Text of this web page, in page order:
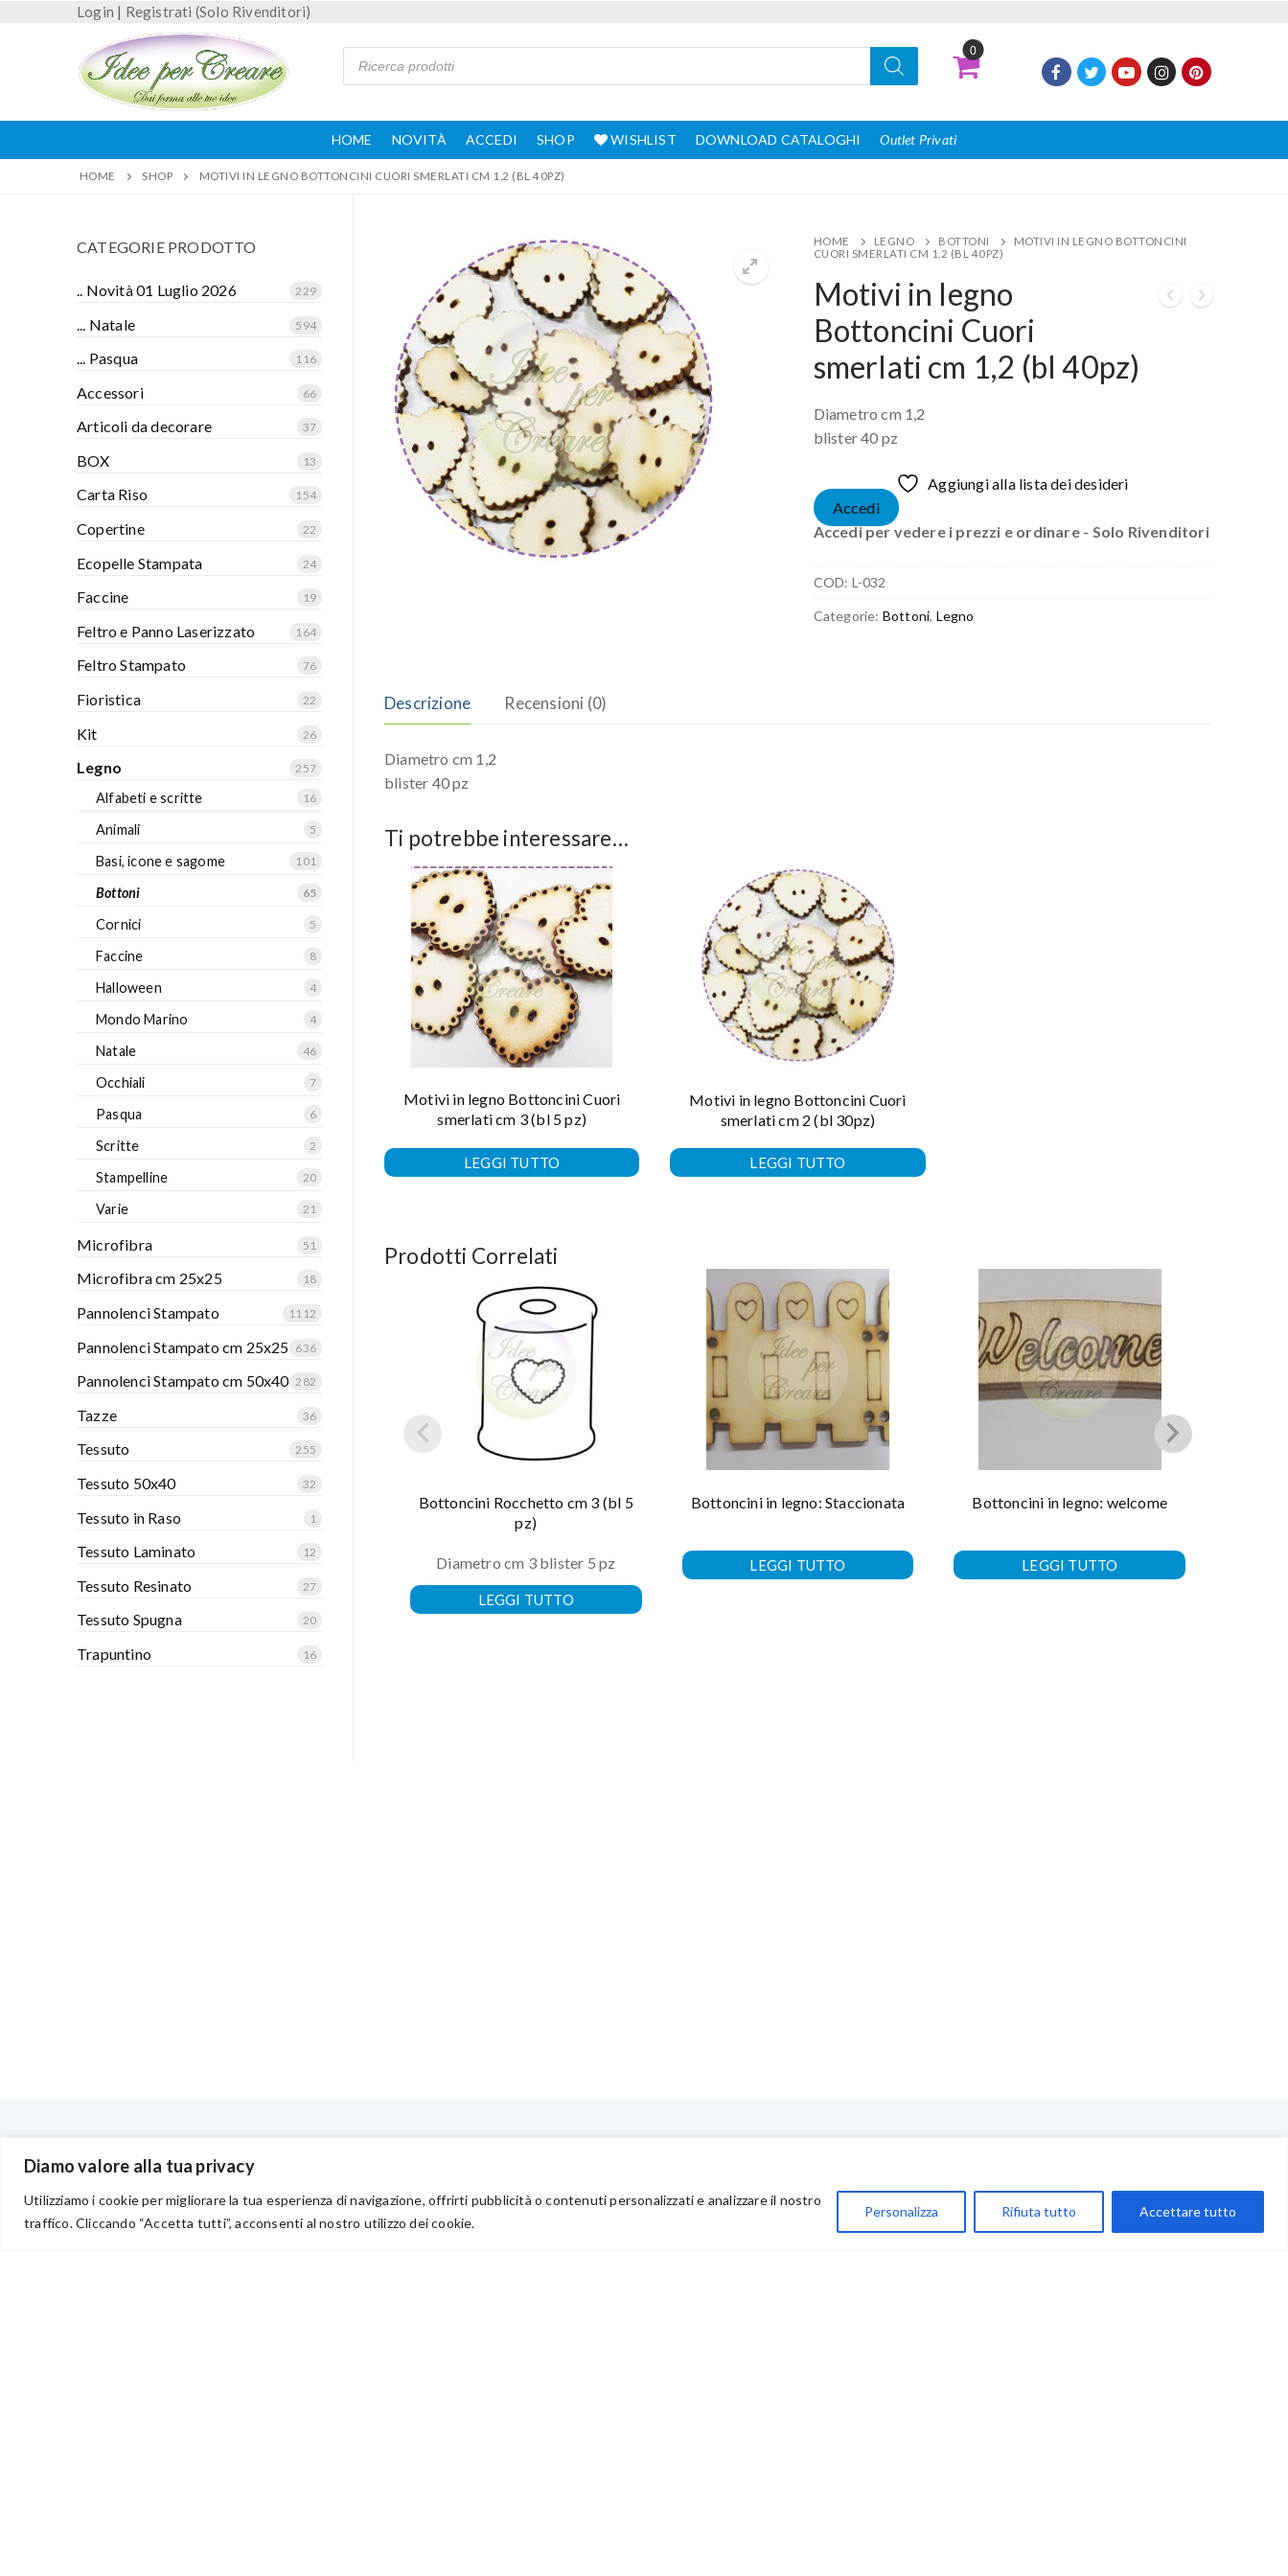
Diamo valore alla tua privacy
Utilizziamo i cookie per migliorare la tua esperienza di navigazione, offrirti pubblicità o contenuti personalizzati e analizzare il nostro
traffico. Cliccando “Accetta tutti”, acconsenti al nostro utilizzo dei cookie.
Personalizza Rifiuta tutto Accettare tutto
0
Login | Registrati (Solo Rivenditori)
HOME NOVITÀ ACCEDI SHOP WISHLIST DOWNLOAD CATALOGHI Outlet Privati
HOME SHOP MOTIVI IN LEGNO BOTTONCINI CUORI SMERLATI CM 1,2 (BL 40PZ)
HOME LEGNO BOTTONI
MOTIVI IN LEGNO BOTTONCINI
CUORI SMERLATI CM 1,2 (BL 40PZ)
Motivi in legno
Bottoncini Cuori
smerlati cm 1,2 (bl 40pz)
Diametro cm 1,2
blister 40 pz
Aggiungi alla lista dei desideri
Accedi
Accedi per vedere i prezzi e ordinare - Solo Rivenditori
COD: L-032
Categorie: Bottoni, Legno
Descrizione Recensioni (0)
Diametro cm 1,2
blister 40 pz
Ti potrebbe interessare…
Motivi in legno Bottoncini Cuori
smerlati cm 3 (bl 5 pz)
LEGGI TUTTO
Motivi in legno Bottoncini Cuori
smerlati cm 2 (bl 30pz)
LEGGI TUTTO
Prodotti Correlati
Bottoncini Rocchetto cm 3 (bl 5
pz)
Diametro cm 3 blister 5 pz
LEGGI TUTTO
Bottoncini in legno: Staccionata
LEGGI TUTTO
Bottoncini in legno: welcome
LEGGI TUTTO
CATEGORIE PRODOTTO
.. Novità 01 Luglio 2026 229
... Natale 594
... Pasqua 116
Accessori 66
Articoli da decorare 37
BOX 13
Carta Riso 154
Copertine 22
Ecopelle Stampata 24
Faccine 19
Feltro e Panno Laserizzato 164
Feltro Stampato 76
Fioristica 22
Kit 26
Legno 257
Alfabeti e scritte 16
Animali 5
Basi, icone e sagome 101
Bottoni 65
Cornici 5
Faccine 8
Halloween 4
Mondo Marino 4
Natale 46
Occhiali 7
Pasqua 6
Scritte 2
Stampelline 20
Varie 21
Microfibra 51
Microfibra cm 25x25 18
Pannolenci Stampato 1112
Pannolenci Stampato cm 25x25 636
Pannolenci Stampato cm 50x40 282
Tazze 36
Tessuto 255
Tessuto 50x40 32
Tessuto in Raso 1
Tessuto Laminato 12
Tessuto Resinato 27
Tessuto Spugna 20
Trapuntino 16
Privacy
Chi Siamo
My Account
Carrello